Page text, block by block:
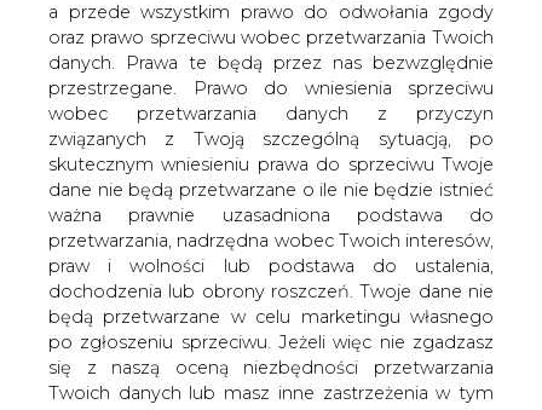
wobec przetwarzania danych z przyczyn
związanych z Twoją szczególną sytuacją, po
skutecznym wniesieniu prawa do sprzeciwu Twoje
dane nie będą przetwarzane o ile nie będzie istnieć
ważna prawnie uzasadniona podstawa do
przetwarzania, nadrzędna wobec Twoich interesów,
praw i wolności lub podstawa do ustalenia,
dochodzenia lub obrony roszczeń. Twoje dane nie
będą przetwarzane w celu marketingu własnego
po zgłoszeniu sprzeciwu. Jeżeli więc nie zgadzasz
się z naszą oceną niezbędności przetwarzania
Twoich danych lub masz inne zastrzeżenia w tym
zakresie, koniecznie zgłoś sprzeciw lub prześlij nam
swoje zastrzeżenia na adres Inspektora Ochrony
Danych Osobowych pod adresiod@are.waw.pl.
Wycofanie zgody nie wpływa na zgodność z
Komunikat resortu finansów
Szacunkowe wykonanie budżetu państwa po
styczniu 2025 r.w stosunku do ustawy budżetowej
na 2025 r. wyniosło:
➤ dochody 47,4 mld zł, tj. 7,5 %
➤ wydatki 50,6 mld zł, tj. 5,5 %
➤ deficyt 3,2 mld zł tj. 1,1 %